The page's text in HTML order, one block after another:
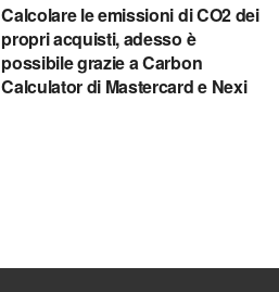
Calcolare le emissioni di CO2 dei
propri acquisti, adesso è
possibile grazie a Carbon
Calculator di Mastercard e Nexi